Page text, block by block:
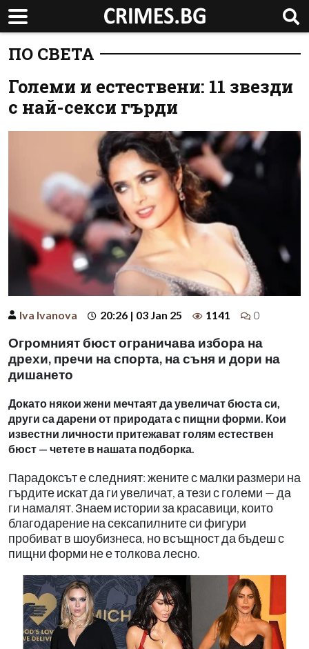
ПО СВЕТА
Големи и естествени: 11 звезди
с най-секси гърди
Iva Ivanova 20:26 | 03 Jan 25 1141 0
Огромният бюст ограничава избора на
дрехи, пречи на спорта, на съня и дори на
дишането
Докато някои жени мечтаят да увеличат бюста си,
други са дарени от природата с пищни форми. Кои
известни личности притежават голям естествен
бюст — четете в нашата подборка.
Парадоксът е следният: жените с малки размери на
гърдите искат да ги увеличат, а тези с големи — да
ги намалят. Знаем истории за красавици, които
благодарение на сексапилните си фигури
пробиват в шоубизнеса, но всъщност да бъдеш с
пищни форми не е толкова лесно.